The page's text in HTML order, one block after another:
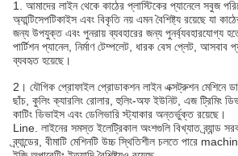
1. আমাদের লাইন থেকে কাঠের প্লাস্টিকের প্যানেলে সবুজ
অ্যান্টিসেপটিকাইস এবং বিকৃতি নয় এমন বৈশিষ্ট্য রয়েছে যা
জন্য উপযুক্ত এবং পুনরায় ব্যবহারের জন্য পুনর্ব্যবহারযোগ্য
পার্টিশন প্যানেল, নির্মাণ টেম্পলেট, ধারক বেস প্লেট, আসবাব
ব্যবহৃত হয়েছে।
2। যৌগিক প্রোফাইল প্রোডাকশন লাইন এক্সট্রুশন মেশিনে
ছাঁচ, কুলিং ক্যারলিং রোলার, হুলিং-অফ ইউনিট, এজ ট্রিমিং
কাটিং ডিভাইস এবং ডেলিভারি স্ট্যাকার অন্তর্ভুক্ত রয়েছে।
Line. লাইনের সমস্ত ইলেট্রিকাল অংশগুলি বিখ্যাত ব্র্যান্ড
ব্র্যান্ডের, বীমাটি মেশিনটি উচ্চ স্থিতিশীল চলতে পারে